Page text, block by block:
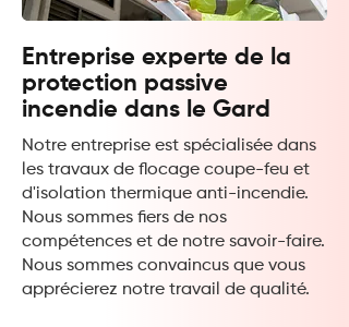
Entreprise experte de la
protection passive
incendie dans le Gard
Notre entreprise est spécialisée dans
les travaux de flocage coupe-feu et
d'isolation thermique anti-incendie.
Nous sommes fiers de nos
compétences et de notre savoir-faire.
Nous sommes convaincus que vous
apprécierez notre travail de qualité.